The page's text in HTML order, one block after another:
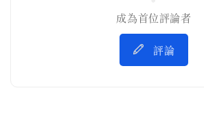
成為首位評論者
評論